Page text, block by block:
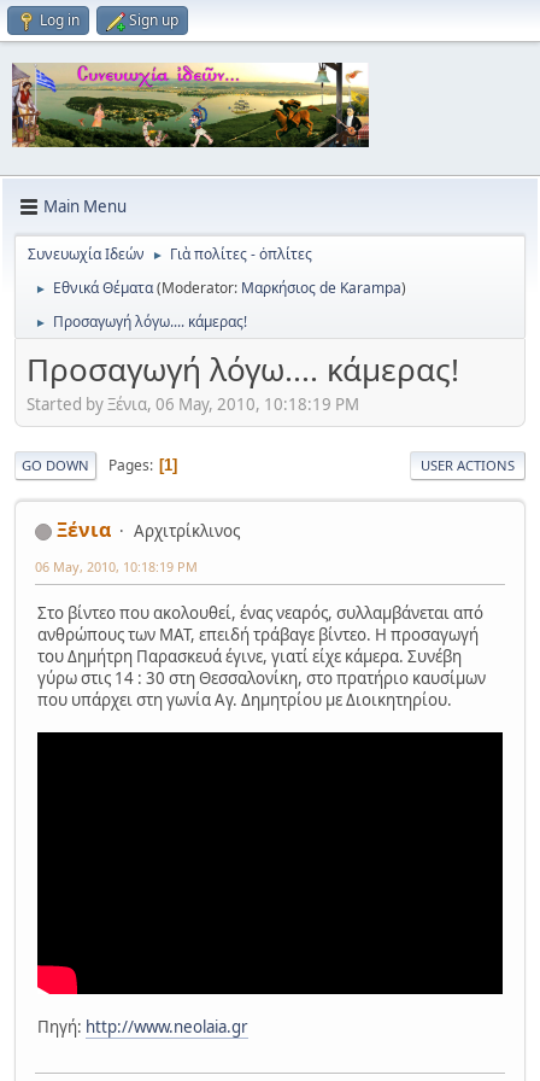
Log in Sign up
Main Menu
Συνευωχία Ιδεών ► Γιὰ πολίτες - ὀπλίτες
► Εθνικά Θέματα(Moderator: Μαρκήσιος de Karampa)
► Προσαγωγή λόγω.... κάμερας!
Προσαγωγή λόγω.... κάμερας!
Started by Ξένια, 06 May, 2010, 10:18:19 PM
GO DOWN Pages 1 USER ACTIONS
Ξένια Αρχιτρίκλινος
06 May, 2010, 10:18:19 PM
Στο βίντεο που ακολουθεί, ένας νεαρός, συλλαμβάνεται από
ανθρώπους των ΜΑΤ, επειδή τράβαγε βίντεο. Η προσαγωγή
του Δημήτρη Παρασκευά έγινε, γιατί είχε κάμερα. Συνέβη
γύρω στις 14 : 30 στη Θεσσαλονίκη, στο πρατήριο καυσίμων
που υπάρχει στη γωνία Αγ. Δημητρίου με Διοικητηρίου.
Πηγή: http://www.neolaia.gr